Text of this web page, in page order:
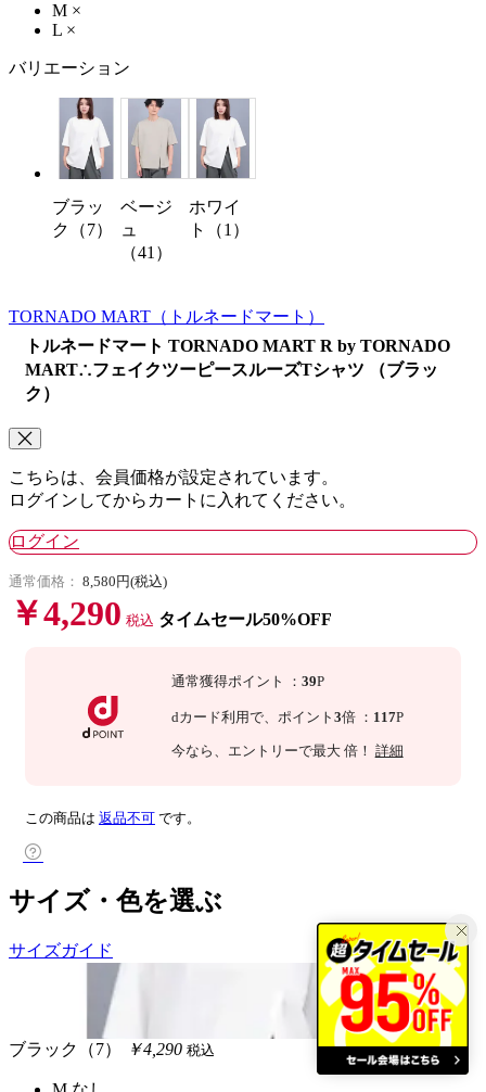
M ×
L ×
バリエーション
ブラッ
ク（7）
ベージ
ュ
（41）
ホワイ
ト（1）
TORNADO MART （トルネードマート）
トルネードマート TORNADO MART R by TORNADO
MART∴フェイクツーピースルーズTシャツ （ブラッ
ク）
こちらは、会員価格が設定されています。
ログインしてからカートに入れてください。
ログイン
通常価格： 8,580円(税込)
￥4,290 税込 タイムセール50%OFF
通常獲得ポイント ： 39P
dカード利用で、 ポイント 3倍 ： 117P
今なら 、エントリーで最大 倍！ 詳細
この商品は 返品不可 です。
サイズ・色を選ぶ
サイズガイド
ブラック（7） ￥4,290 税込